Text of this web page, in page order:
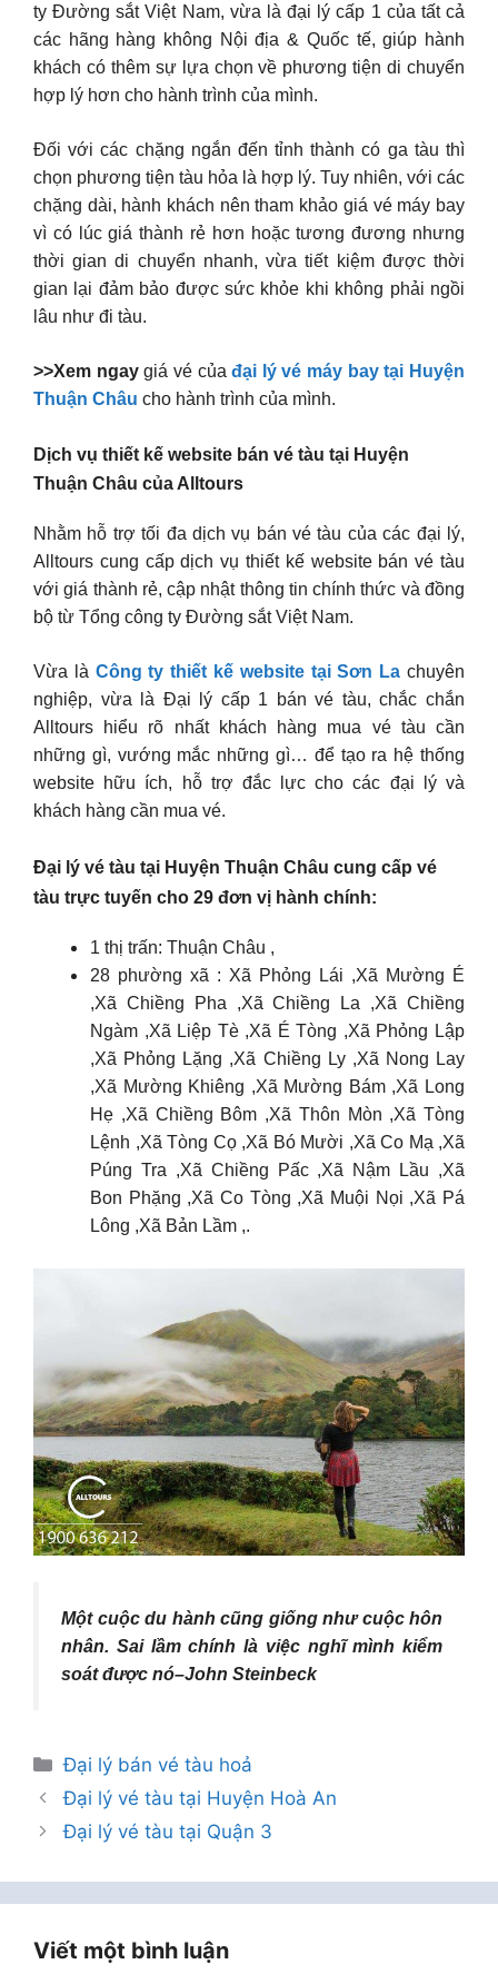
ty Đường sắt Việt Nam, vừa là đại lý cấp 1 của tất cả
các hãng hàng không Nội địa & Quốc tế, giúp hành
khách có thêm sự lựa chọn về phương tiện di chuyển
hợp lý hơn cho hành trình của mình.
Đối với các chặng ngắn đến tỉnh thành có ga tàu thì
chọn phương tiện tàu hỏa là hợp lý. Tuy nhiên, với các
chặng dài, hành khách nên tham khảo giá vé máy bay
vì có lúc giá thành rẻ hơn hoặc tương đương nhưng
thời gian di chuyển nhanh, vừa tiết kiệm được thời
gian lại đảm bảo được sức khỏe khi không phải ngồi
lâu như đi tàu.
>>Xem ngaygiá vé củađại lý vé máy bay tại Huyện
Thuận Châu cho hành trình của mình.
Dịch vụ thiết kế website bán vé tàu tại Huyện
Thuận Châu của Alltours
Nhằm hỗ trợ tối đa dịch vụ bán vé tàu của các đại lý,
Alltours cung cấp dịch vụ thiết kế website bán vé tàu
với giá thành rẻ, cập nhật thông tin chính thức và đồng
bộ từ Tổng công ty Đường sắt Việt Nam.
Vừa là Công ty thiết kế website tại Sơn La chuyên
nghiệp, vừa là Đại lý cấp 1 bán vé tàu, chắc chắn
Alltours hiểu rõ nhất khách hàng mua vé tàu cần
những gì, vướng mắc những gì… để tạo ra hệ thống
website hữu ích, hỗ trợ đắc lực cho các đại lý và
khách hàng cần mua vé.
Đại lý vé tàu tại Huyện Thuận Châu cung cấp vé
tàu trực tuyến cho 29 đơn vị hành chính:
1 thị trấn: Thuận Châu ,
28 phường xã : Xã Phỏng Lái ,Xã Mường É
,Xã Chiềng Pha ,Xã Chiềng La ,Xã Chiềng
Ngàm ,Xã Liệp Tè ,Xã É Tòng ,Xã Phỏng Lập
,Xã Phỏng Lặng ,Xã Chiềng Ly ,Xã Nong Lay
,Xã Mường Khiêng ,Xã Mường Bám ,Xã Long
Hẹ ,Xã Chiềng Bôm ,Xã Thôn Mòn ,Xã Tòng
Lệnh ,Xã Tòng Cọ ,Xã Bó Mười ,Xã Co Mạ ,Xã
Púng Tra ,Xã Chiềng Pấc ,Xã Nậm Lầu ,Xã
Bon Phặng ,Xã Co Tòng ,Xã Muội Nọi ,Xã Pá
Lông ,Xã Bản Lầm ,.
Một cuộc du hành cũng giống như cuộc hôn
nhân. Sai lầm chính là việc nghĩ mình kiểm
soát được nó–John Steinbeck
Danh
mục
Đại lý bán vé tàu hoả
Đại lý vé tàu tại Huyện Hoà An
Đại lý vé tàu tại Quận 3
Viết một bình luận